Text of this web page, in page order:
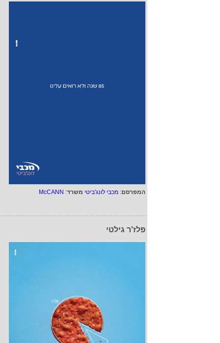
המפרסם: מכבי לונג'ביטי משרד:
McCANN
פלז'ר גילטי